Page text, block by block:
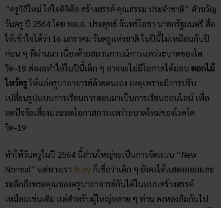
“ครูวิถีใหม่ ใส่ใจดิจิตัล สร้างสรรค์ คุณธรรม ประจำชาติ” คำขวัญ
วันครู ปี 2564 โดย พล.อ. ประยุทธ์ จันทร์โอชา นายกรัฐมนตรี สื่อ
ให้เข้าใจได้ว่า 16 มกราคม วันครูแห่งชาติ ในปีนี้ไม่เหมือนกับปี
ก่อน ๆ ที่ผ่านมา เนื่องด้วยสถานการณ์การแพร่ระบาดของโค
วิด-19 ส่งผลทำให้ในปีนี้เด็ก ๆ อาจจะไม่มีโอกาสได้มอบ ดอกไม้
ไหว้ครูให้แก่ครูบาอาจารย์ด้วยตนเอง เหตุเพราะมีการปรับ
เปลี่ยนรูปแบบการเรียนการสอนมาเป็นการเรียนออนไลน์ เพื่อ
ลดปัจจัยเสี่ยงและลดโอกาสการแพร่ระบาดใหม่ของโรคโค
วิด-19
ทำให้วันครูในปี 2564 นี้ส่วนใหญ่จะเป็นการจัดแบบ “New
Normal” แต่ทางเรา Ruay ก็เชื่อว่าเด็ก ๆ ยังคงได้แสดงออกและ
ระลึกถึงพระคุณของครูบาอาจารย์กันได้ในแบบสร้างสรรค์
เหมือนเช่นเดิม แต่สำหรับผู้ใหญ่หลาย ๆ ท่าน คงหลงลืมกันไป